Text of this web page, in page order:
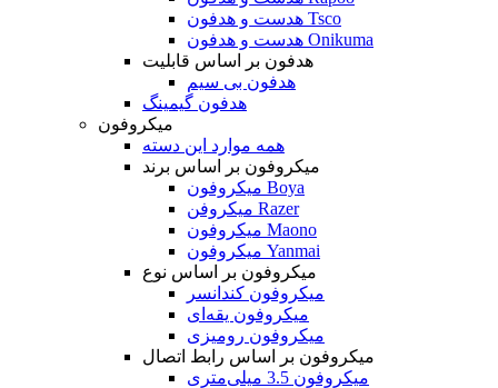
هدست و هدفون Tsco
هدست و هدفون Onikuma
هدفون بر اساس قابلیت
هدفون بی سیم
هدفون گیمینگ
میکروفون
همه موارد این دسته
میکروفون بر اساس برند
میکروفون Boya
میکروفن Razer
میکروفون Maono
میکروفون Yanmai
میکروفون بر اساس نوع
میکروفون کندانسر
میکروفون یقه‌ای
میکروفون رومیزی
میکروفون بر اساس رابط اتصال
میکروفون 3.5 میلی‌متری